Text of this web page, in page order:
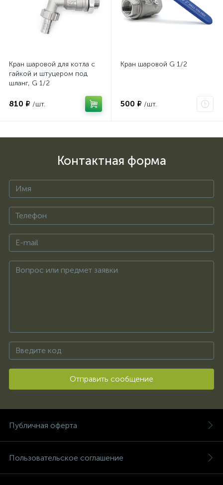
Кран шаровой для котла с
гайкой и штуцером под
шланг, G 1/2
810 ₽ /шт.
Кран шаровой G 1/2
500 ₽ /шт.
Контактная форма
Отправить сообщение
Публичная оферта
Пользовательское соглашение